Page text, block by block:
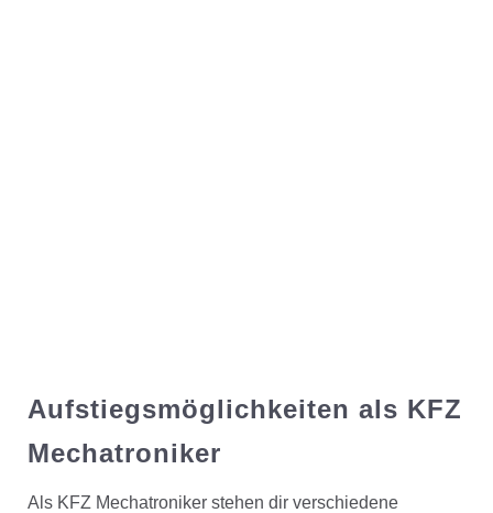
Aufstiegsmöglichkeiten als KFZ
Mechatroniker
Als KFZ Mechatroniker stehen dir verschiedene